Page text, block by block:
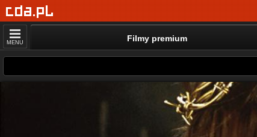
MENU Filmy premium